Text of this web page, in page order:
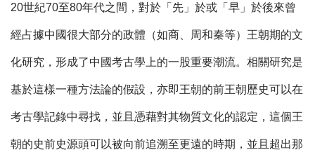
20世紀70至80年代之間，對於「先」於或「早」於後來曾
經占據中國很大部分的政體（如商、周和秦等）王朝期的文
化研究，形成了中國考古學上的一股重要潮流。相關研究是
基於這樣一種方法論的假設，亦即王朝的前王朝歷史可以在
考古學記錄中尋找，並且憑藉對其物質文化的認定，這個王
朝的史前史源頭可以被向前追溯至更遠的時期，並且超出那